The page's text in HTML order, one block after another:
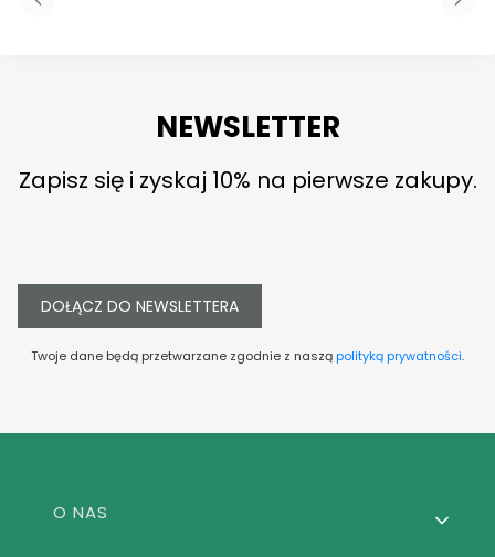
NEWSLETTER
Zapisz się i zyskaj 10% na pierwsze zakupy.
DOŁĄCZ DO NEWSLETTERA
Twoje dane będą przetwarzane zgodnie z nasząpolityką prywatności.
Linki w stopce
O NAS